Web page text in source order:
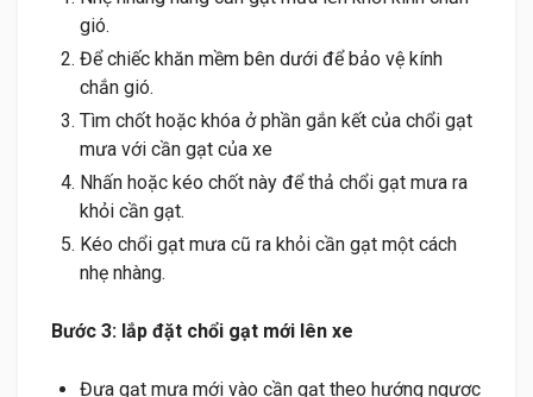
gió.
Để chiếc khăn mềm bên dưới để bảo vệ kính
chắn gió.
Tìm chốt hoặc khóa ở phần gắn kết của chổi gạt
mưa với cần gạt của xe
Nhấn hoặc kéo chốt này để thả chổi gạt mưa ra
khỏi cần gạt.
Kéo chổi gạt mưa cũ ra khỏi cần gạt một cách
nhẹ nhàng.
Bước 3: lắp đặt chổi gạt mới lên xe
Đưa gạt mưa mới vào cần gạt theo hướng ngược